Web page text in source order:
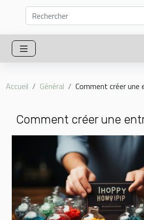
Accueil Général Comment créer une
Comment créer une